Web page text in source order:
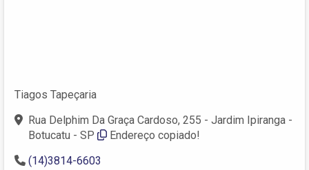
Tiagos Tapeçaria
Rua Delphim Da Graça Cardoso, 255 - Jardim Ipiranga -
Botucatu - SP
Endereço copiado!
(14)3814-6603